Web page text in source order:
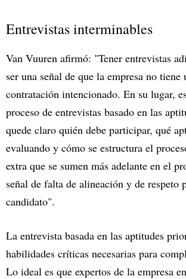
Entrevistas interminables
Van Vuuren afirmó: "Tener entrevistas
ser una señal de que la empresa no tiene
contratación intencionado. En su lugar,
proceso de entrevistas basado en las
quede claro quién debe participar, qué
evaluando y cómo se estructura el
extra que se sumen más adelante en el
señal de falta de alineación y de respeto
candidato".
La entrevista basada en las aptitudes
habilidades críticas necesarias para
Lo ideal es que expertos de la empresa